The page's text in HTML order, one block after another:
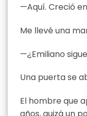
—Aquí. Creció
Me llevé una
—¿Emiliano
Una puerta se
El hombre que